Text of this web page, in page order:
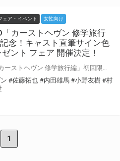
ェア・イベント 女性向け
「カーストヘヴン 修学旅行
念！キャスト直筆サイン色
ント フェア 開催決定！
#佐藤拓也 #内田雄馬 #小野友樹 #村
1